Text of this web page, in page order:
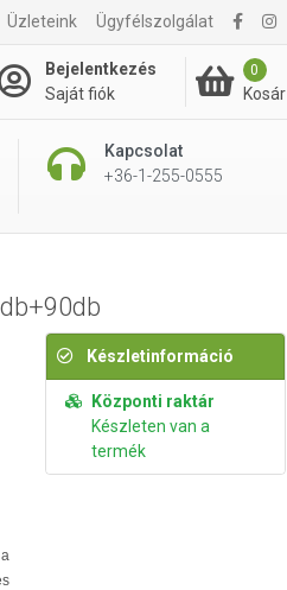
Üzleteink Ügyfélszolgálat
Bejelentkezés
Saját fiók
0
Kosár
Kapcsolat
+36-1-255-0555
11 495 Ft Kosárba rakom
Készletinformáció
Központi raktár
Készleten van a
termék